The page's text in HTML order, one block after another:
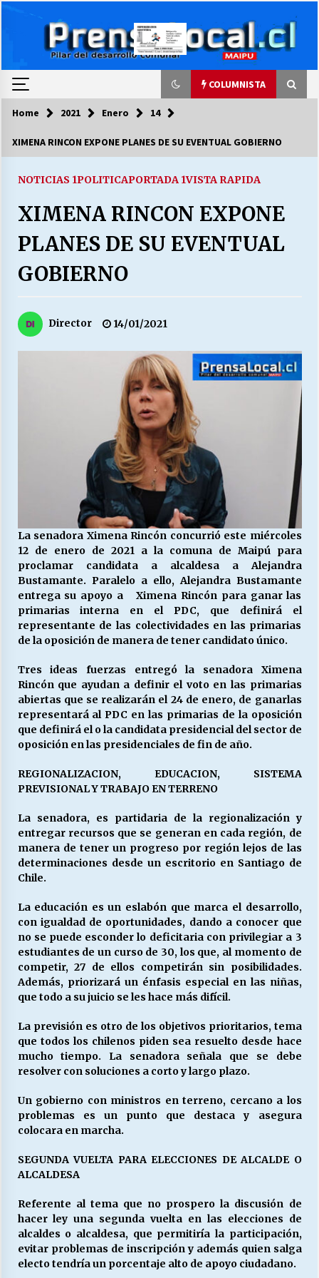
COLUMNISTA
COLUMNISTA
cuándo van a bajar?
HISTORIA
27/07/2026
MUNICIPALIDAD, TRABAJADORES, CLIMA
LABORAL:
13/07/2026
Escuela hospitalaria El Carmen de Maipu.
25/06/2026
¿Qué habrían dicho?
23/06/2026
VOLVER A SER ALTERNATIVA
16/06/2026
MUNICIPALIDADES, HONORARIOS, DESPIDOS
Releyendo la Rerum Novarum a 135 años. “La
cuestión social hoy”.
16/05/2026
S.O.S. a los ricos, Save Our Souls (Salvar
30/04/2026
¿Asesores con doble sueldo?
18/04/2026
Home 2021 Enero 14
XIMENA RINCON EXPONE PLANES DE SU EVENTUAL GOBIERNO
NOTICIAS 1POLITICAPORTADA 1VISTA RAPIDA
XIMENA RINCON EXPONE
PLANES DE SU EVENTUAL
GOBIERNO
Director 14/01/2021
La senadora Ximena Rincón concurrió este miércoles
12 de enero de 2021 a la comuna de Maipú para
proclamar candidata a alcaldesa a Alejandra
Bustamante. Paralelo a ello, Alejandra Bustamante
entrega su apoyo a Ximena Rincón para ganar las
primarias interna en el PDC, que definirá el
representante de las colectividades en las primarias
de la oposición de manera de tener candidato único.
Tres ideas fuerzas entregó la senadora Ximena
Rincón que ayudan a definir el voto en las primarias
abiertas que se realizarán el 24 de enero, de ganarlas
representará al PDC en las primarias de la oposición
que definirá el o la candidata presidencial del sector de
oposición en las presidenciales de fin de año.
REGIONALIZACION, EDUCACION, SISTEMA
PREVISIONAL Y TRABAJO EN TERRENO
La senadora, es partidaria de la regionalización y
entregar recursos que se generan en cada región, de
manera de tener un progreso por región lejos de las
determinaciones desde un escritorio en Santiago de
Chile.
La educación es un eslabón que marca el desarrollo,
con igualdad de oportunidades, dando a conocer que
no se puede esconder lo deficitaria con privilegiar a 3
estudiantes de un curso de 30, los que, al momento de
competir, 27 de ellos competirán sin posibilidades.
Además, priorizará un énfasis especial en las niñas,
que todo a su juicio se les hace más difícil.
La previsión es otro de los objetivos prioritarios, tema
que todos los chilenos piden sea resuelto desde hace
mucho tiempo. La senadora señala que se debe
resolver con soluciones a corto y largo plazo.
Un gobierno con ministros en terreno, cercano a los
problemas es un punto que destaca y asegura
colocara en marcha.
SEGUNDA VUELTA PARA ELECCIONES DE ALCALDE O
ALCALDESA
Referente al tema que no prospero la discusión de
hacer ley una segunda vuelta en las elecciones de
alcaldes o alcaldesa, que permitiría la participación,
evitar problemas de inscripción y además quien salga
electo tendría un porcentaje alto de apoyo ciudadano.